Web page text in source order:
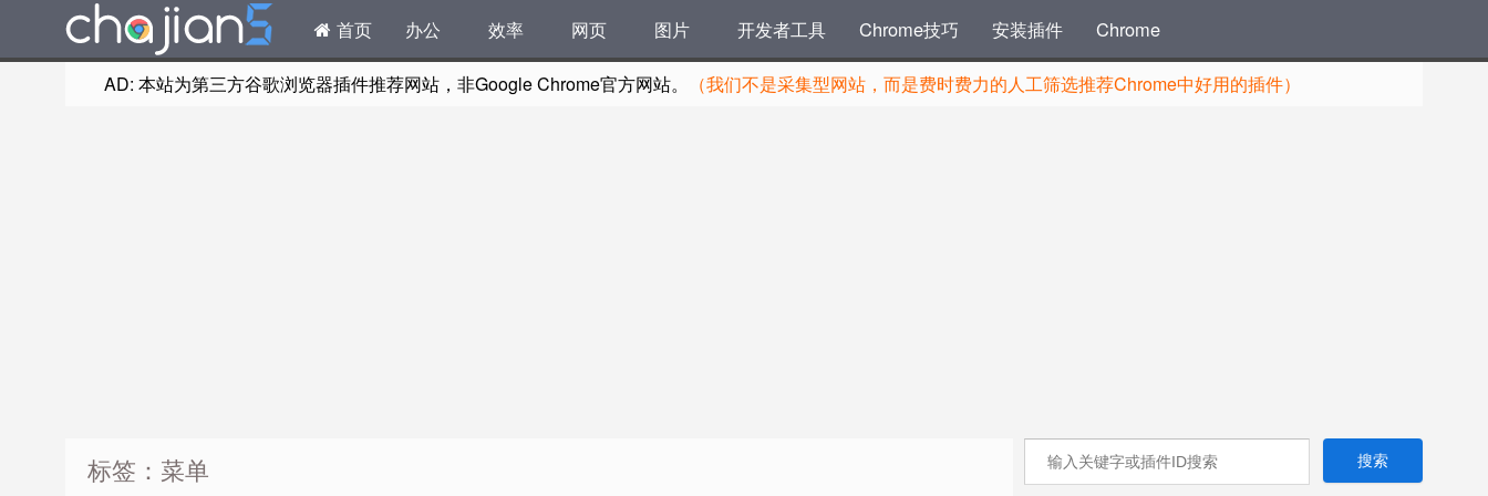
首页 办公 效率 网页 图片 开发者工具 Chrome技巧 安装插件 Chrome
AD: 本站为第三方谷歌浏览器插件推荐网站，非Google Chrome官方网站。 （我们不是采集型网站，而是费时费力的人工筛选推荐Chrome中好用的插件）
标签：菜单